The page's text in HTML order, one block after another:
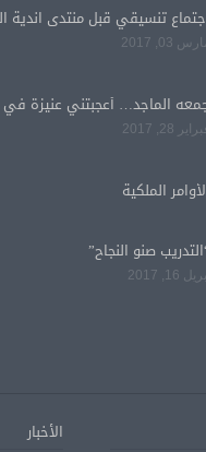
تنسيقي قبل منتدى اندية
03, 2017
الماجد… أعجبتني عنيزة
28, 2017
الملكية
صنو النجاح”
أبريل 16, 2017
الأخبار